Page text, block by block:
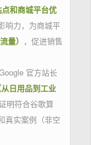
和商城平台优
响力，为商城平
量） ，促进销售
官方站长
日用品到工业
明符合谷歌算
真实案例（非空